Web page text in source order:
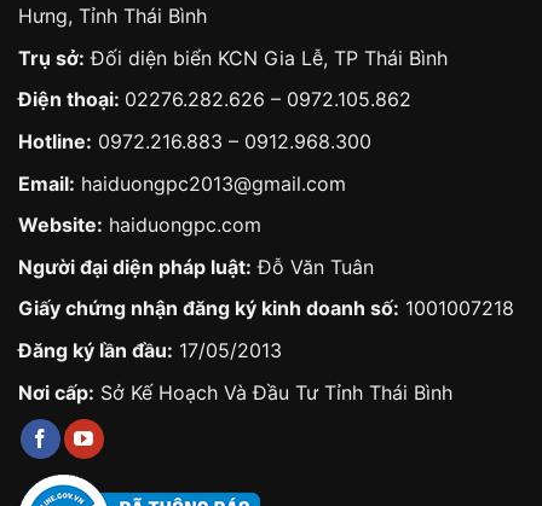
Hưng, Tỉnh Thái Bình
Trụ sở: Đối diện biển KCN Gia Lễ, TP Thái Bình
Điện thoại: 02276.282.626 – 0972.105.862
Hotline: 0972.216.883 – 0912.968.300
Email: haiduongpc2013@gmail.com
Website: haiduongpc.com
Người đại diện pháp luật: Đỗ Văn Tuân
Giấy chứng nhận đăng ký kinh doanh số: 1001007218
Đăng ký lần đầu: 17/05/2013
Nơi cấp: Sở Kế Hoạch Và Đầu Tư Tỉnh Thái Bình